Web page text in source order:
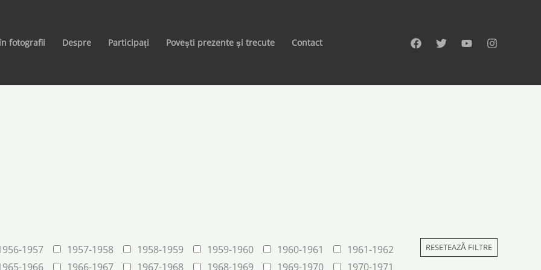
fotografii Despre Participați Povești prezente și trecute Contact
1957 1957-1958 1958-1959 1959-1960 1960-1961
1961-1962
1966 1966-1967 1967-1968 1968-1969 1969-1970
1970-1971
RESETEAZĂ FILTRE